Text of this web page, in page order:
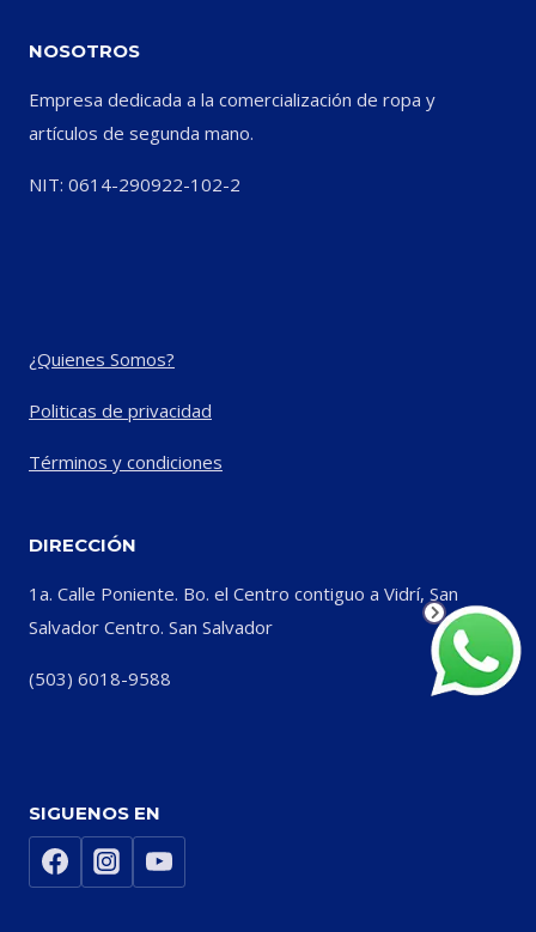
NOSOTROS
Empresa dedicada a la comercialización de ropa y
artículos de segunda mano.
NIT: 0614-290922-102-2
¿Quienes Somos?
Politicas de privacidad
Términos y condiciones
DIRECCIÓN
1a. Calle Poniente. Bo. el Centro contiguo a Vidrí, San
Salvador Centro. San Salvador
(503) 6018-9588
SIGUENOS EN